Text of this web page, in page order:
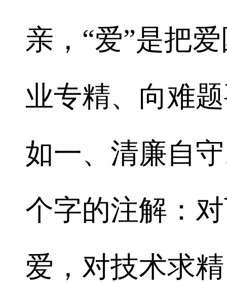
亲，“爱”是把
业专精、向难
如一、清廉自
个字的注解：
爱，对技术求